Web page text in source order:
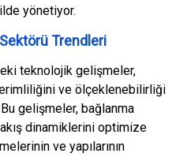
yönetiyor.
Trendleri
teknolojik gelişmeler,
ve ölçeklenebilirliği
gelişmeler, bağlanma
dinamiklerini optimize
ve yapılarının